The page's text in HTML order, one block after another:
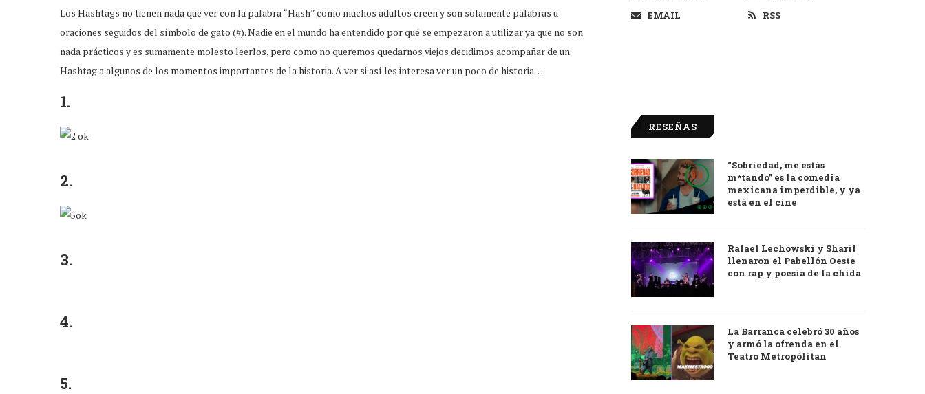
Los Hashtags no tienen nada que ver con la palabra “Hash” como muchos adultos creen y son solamente palabras u
oraciones seguidos del símbolo de gato (#). Nadie en el mundo ha entendido por qué se empezaron a utilizar ya que no son
nada prácticos y es sumamente molesto leerlos, pero como no queremos quedarnos viejos decidimos acompañar de un
Hashtag a algunos de los momentos importantes de la historia. A ver si así les interesa ver un poco de historia…
1.
2.
3.
4.
5.
EMAIL
RSS
RESEÑAS
9.0
“Sobriedad, me estás
m*tando” es la comedia
mexicana imperdible, y ya
está en el cine
Rafael Lechowski y Sharif
llenaron el Pabellón Oeste
con rap y poesía de la chida
La Barranca celebró 30 años
y armó la ofrenda en el
Teatro Metropólitan